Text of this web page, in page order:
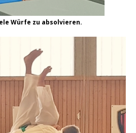
Würfe zu absolvieren.